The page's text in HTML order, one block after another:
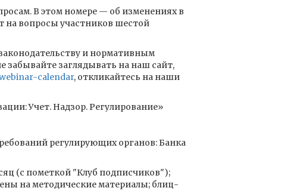
В этом номере — об изменениях в
на вопросы участников шестой
и нормативным
забывайте заглядывать на наш сайт,
calendar, откликайтесь на наши
Учет. Надзор. Регулирование»
регулирующих органов: Банка
(с пометкой "Клуб подписчиков");
на методические материалы; блиц-